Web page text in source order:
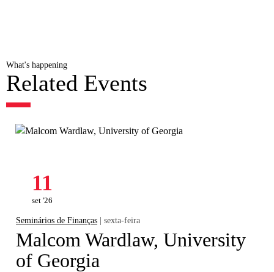
What's happening
Related Events
11
set '26
Seminários de Finanças | sexta-feira
Malcom Wardlaw, University
of Georgia